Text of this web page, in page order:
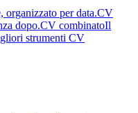
per data.CV
dopo.CV combinatoIl
strumenti CV